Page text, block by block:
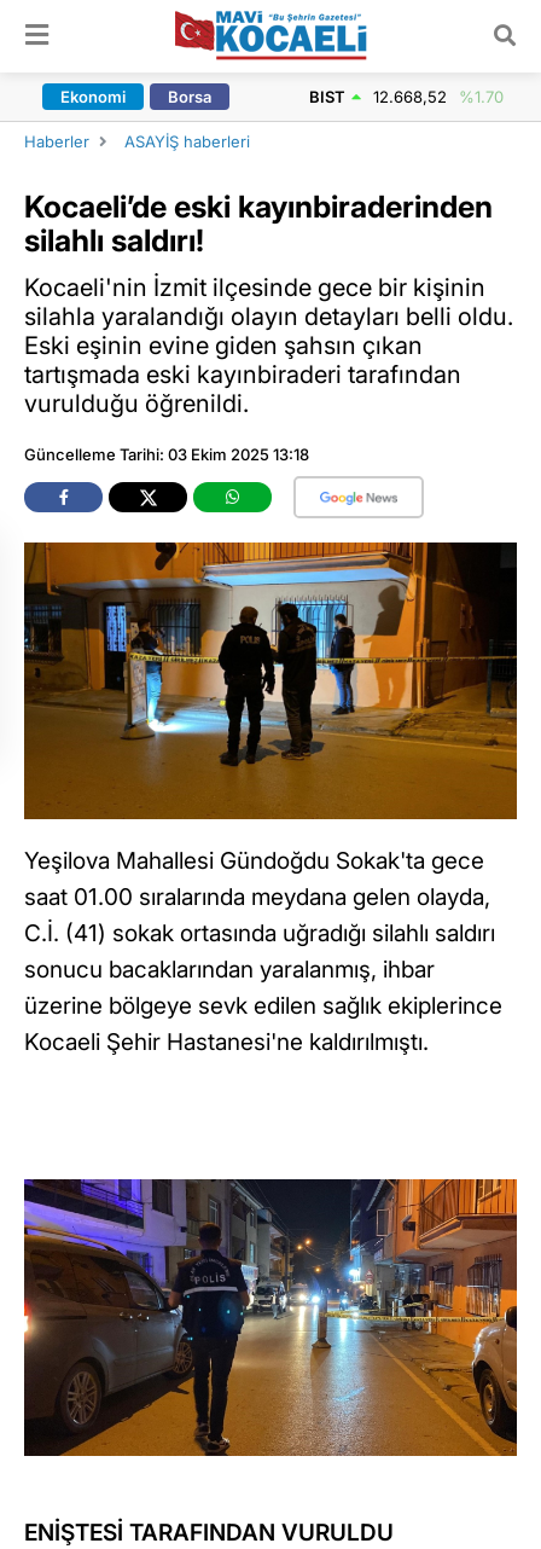
Ekonomi Borsa BIST 12.668,52 %1.70
Haberler ASAYİŞ haberleri
Kocaeli’de eski kayınbiraderinden
silahlı saldırı!
Kocaeli'nin İzmit ilçesinde gece bir kişinin
silahla yaralandığı olayın detayları belli oldu.
Eski eşinin evine giden şahsın çıkan
tartışmada eski kayınbiraderi tarafından
vurulduğu öğrenildi.
Güncelleme Tarihi: 03 Ekim 2025 13:18
Yeşilova Mahallesi Gündoğdu Sokak'ta gece
saat 01.00 sıralarında meydana gelen olayda,
C.İ. (41) sokak ortasında uğradığı silahlı saldırı
sonucu bacaklarından yaralanmış, ihbar
üzerine bölgeye sevk edilen sağlık ekiplerince
Kocaeli Şehir Hastanesi'ne kaldırılmıştı.
ENİŞTESİ TARAFINDAN VURULDU